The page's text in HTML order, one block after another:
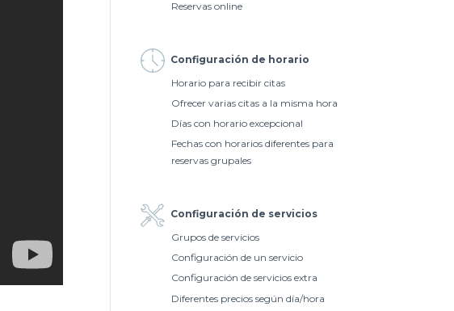
Reservas online
Configuración de horario
Horario para recibir citas
Ofrecer varias citas a la misma hora
Días con horario excepcional
Fechas con horarios diferentes para
reservas grupales
Configuración de servicios
Grupos de servicios
Configuración de un servicio
Configuración de servicios extra
Diferentes precios según día/hora